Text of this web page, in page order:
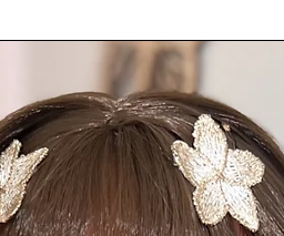
alimentaire) — maintient la
avec bec pratique et
BPA. Capacité :350 ml.